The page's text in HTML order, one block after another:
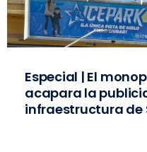
Especial | El
acapara la
infraestructura de